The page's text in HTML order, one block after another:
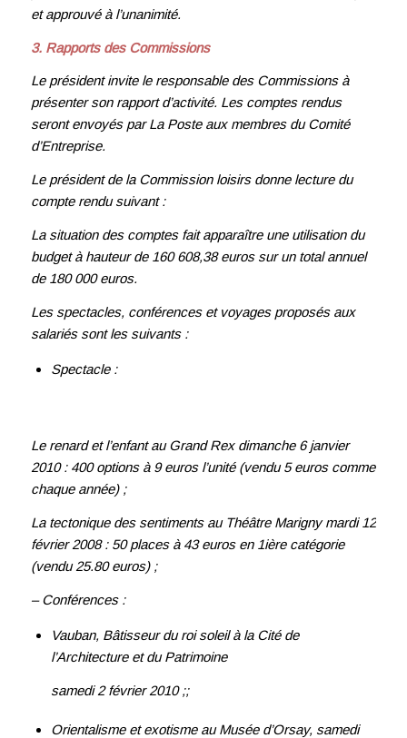
et approuvé à l’unanimité.
3. Rapports des Commissions
Le président invite le responsable des Commissions à
présenter son rapport d’activité. Les comptes rendus
seront envoyés par La Poste aux membres du Comité
d’Entreprise.
Le président de la Commission loisirs donne lecture du
compte rendu suivant :
La situation des comptes fait apparaître une utilisation du
budget à hauteur de 160 608,38 euros sur un total annuel
de 180 000 euros.
Les spectacles, conférences et voyages proposés aux
salariés sont les suivants :
Spectacle :
Le renard et l’enfant au Grand Rex dimanche 6 janvier
2010 : 400 options à 9 euros l’unité (vendu 5 euros comme
chaque année) ;
La tectonique des sentiments au Théâtre Marigny mardi 12
février 2008 : 50 places à 43 euros en 1ière catégorie
(vendu 25.80 euros) ;
– Conférences :
Vauban, Bâtisseur du roi soleil à la Cité de
l’Architecture et du Patrimoine
samedi 2 février 2010 ;;
Orientalisme et exotisme au Musée d’Orsay, samedi